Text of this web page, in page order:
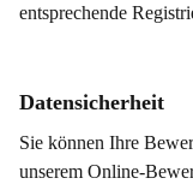
entsprechende
Datensicherheit
Sie können Ihre
unserem Online-